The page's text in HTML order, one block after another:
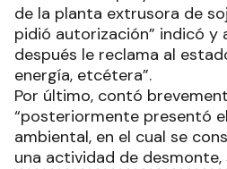
de la planta extrusora de
pidió autorización” indicó y
después le reclama al
energía, etcétera”.
Por último, contó
“posteriormente presentó
ambiental, en el cual se
una actividad de desmonte,